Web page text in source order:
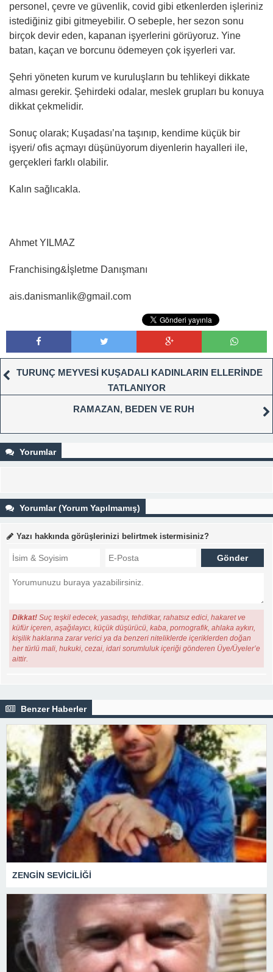
personel, çevre ve güvenlik, covid gibi etkenlerden işleriniz
istediğiniz gibi gitmeyebilir. O sebeple, her sezon sonu
birçok devir eden, kapanan işyerlerini görüyoruz. Yine
batan, kaçan ve borcunu ödemeyen çok işyerleri var.
Şehri yöneten kurum ve kuruluşların bu tehlikeyi dikkate
alması gerekir. Şehirdeki odalar, meslek grupları bu konuya
dikkat çekmelidir.
Sonuç olarak; Kuşadası’na taşınıp, kendime küçük bir
işyeri/ ofis açmayı düşünüyorum diyenlerin hayalleri ile,
gerçekleri farklı olabilir.
Kalın sağlıcakla.
Ahmet YILMAZ
Franchising&İşletme Danışmanı
ais.danismanlik@gmail.com
TURUNÇ MEYVESİ KUŞADALI KADINLARIN ELLERİNDE
TATLANIYOR
RAMAZAN, BEDEN VE RUH
Yorumlar
Yorumlar (Yorum Yapılmamış)
Yazı hakkında görüşlerinizi belirtmek istermisiniz?
Dikkat! Suç teşkil edecek, yasadışı, tehditkar, rahatsız edici, hakaret ve
küfür içeren, aşağılayıcı, küçük düşürücü, kaba, pornografik, ahlaka aykırı,
kişilik haklarına zarar verici ya da benzeri niteliklerde içeriklerden doğan
her türlü mali, hukuki, cezai, idari sorumluluk içeriği gönderen Üye/Üyeler’e
aittir.
Benzer Haberler
ZENGİN SEVİCİLİĞİ